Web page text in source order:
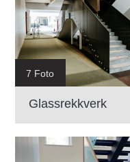
7 Foto
Glassrekkverk